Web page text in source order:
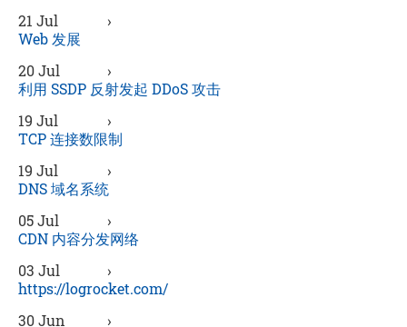
21 Jul
›
Web 发展
20 Jul
›
利用 SSDP 反射发起 DDoS 攻击
19 Jul
›
TCP 连接数限制
19 Jul
›
DNS 域名系统
05 Jul
›
CDN 内容分发网络
03 Jul
›
https://logrocket.com/
30 Jun
›